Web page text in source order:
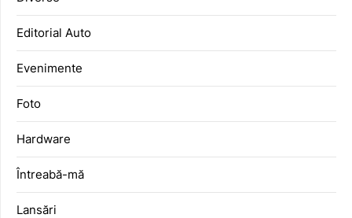
Editorial Auto
Evenimente
Foto
Hardware
Întreabă-mă
Lansări